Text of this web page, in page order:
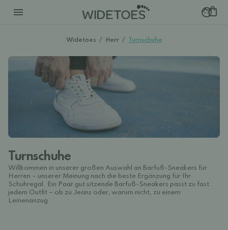
Widetoes / Herr / Turnschuhe
Turnschuhe
Willkommen in unserer großen Auswahl an Barfuß-Sneakers für
Herren – unserer Meinung nach die beste Ergänzung für Ihr
Schuhregal. Ein Paar gut sitzende Barfuß-Sneakers passt zu fast
jedem Outfit – ob zu Jeans oder, warum nicht, zu einem
Leinenanzug.